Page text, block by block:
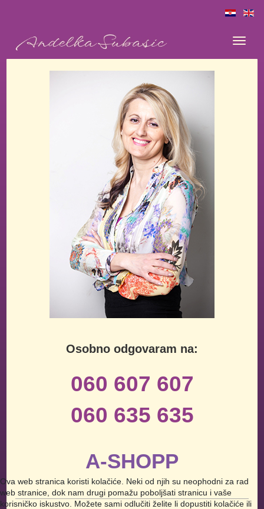
Osobno odgovaram na:
060 607 607
060 635 635
A-SHOPP
Ova web stranica koristi kolačiće. Neki od njih su neophodni za rad
web stranice, dok nam drugi pomažu poboljšati stranicu i vaše
korisničko iskustvo. Možete sami odlučiti želite li dopustiti kolačiće ili